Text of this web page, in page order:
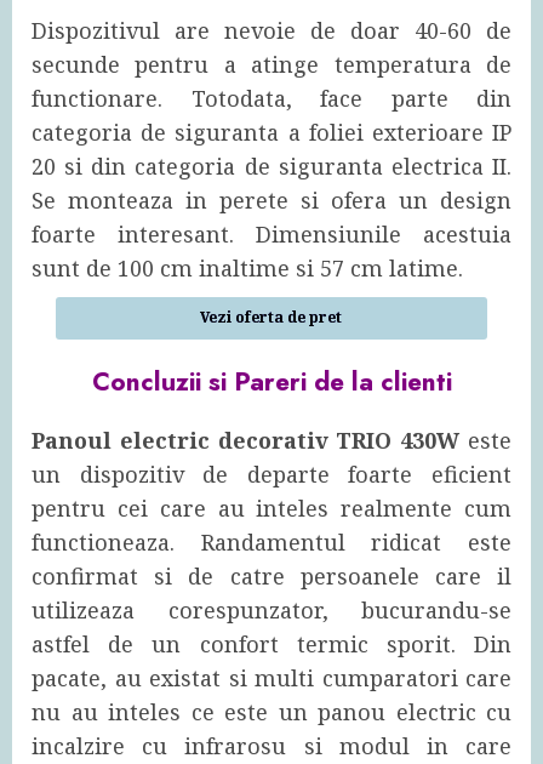
Dispozitivul are nevoie de doar 40-60 de
secunde pentru a atinge temperatura de
functionare. Totodata, face parte din
categoria de siguranta a foliei exterioare IP
20 si din categoria de siguranta electrica II.
Se monteaza in perete si ofera un design
foarte interesant. Dimensiunile acestuia
sunt de 100 cm inaltime si 57 cm latime.
Vezi oferta de pret
Concluzii si Pareri de la clienti
Panoul electric decorativ TRIO 430W este
un dispozitiv de departe foarte eficient
pentru cei care au inteles realmente cum
functioneaza. Randamentul ridicat este
confirmat si de catre persoanele care il
utilizeaza corespunzator, bucurandu-se
astfel de un confort termic sporit. Din
pacate, au existat si multi cumparatori care
nu au inteles ce este un panou electric cu
incalzire cu infrarosu si modul in care